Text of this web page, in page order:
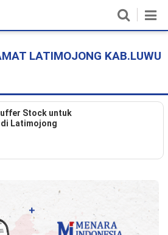
LATIMOJONG KAB.LUWU
Stock untuk
di Latimojong